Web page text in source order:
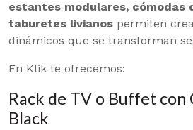
estantes modulares, cómodas
taburetes livianos permiten
dinámicos que se transforman
En Klik te ofrecemos:
Rack de TV o Buffet con
Black